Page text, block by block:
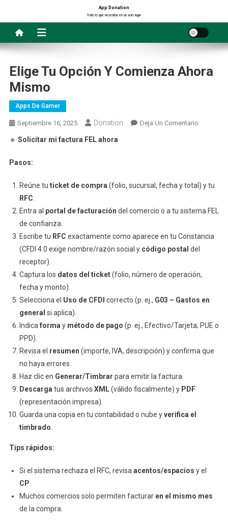
contenido
App Donation
Todo lo que necesitas en un solo lugar
Elige Tu Opción Y Comienza Ahora
Mismo
Apps De Gamer
Septiembre 16, 2025 Donation Deja Un ComentarioEn
Comienza
🔹 Solicitar mi factura FEL ahora
Pasos:
Reúne tu ticket de compra (folio, sucursal, fecha y total) y tu
RFC
Entra al portal de facturación del comercio o a tu sistema FEL
de confianza.
Escribe tu RFC exactamente como aparece en tu Constancia
(CFDI 4.0 exige nombre/razón social y código postal del
receptor).
Captura los datos del ticket(folio, número de operación,
fecha y monto).
Selecciona el Uso de CFDI correcto (p. ej., G03 – Gastos en
general si aplica).
Indica forma y método de pago (p. ej., Efectivo/Tarjeta; PUE o
PPD).
Revisa el resumen (importe, IVA, descripción) y confirma que
no haya errores.
Haz clic en Generar/Timbrar para emitir la factura.
Descarga tus archivos XML(válido fiscalmente) y PDF
(representación impresa).
Guarda una copia en tu contabilidad o nube yverifica el
timbrado
Tips rápidos:
Si el sistema rechaza el RFC, revisa acentos/espacios y el
CP
Muchos comercios solo permiten facturar en el mismo mes
de la compra.